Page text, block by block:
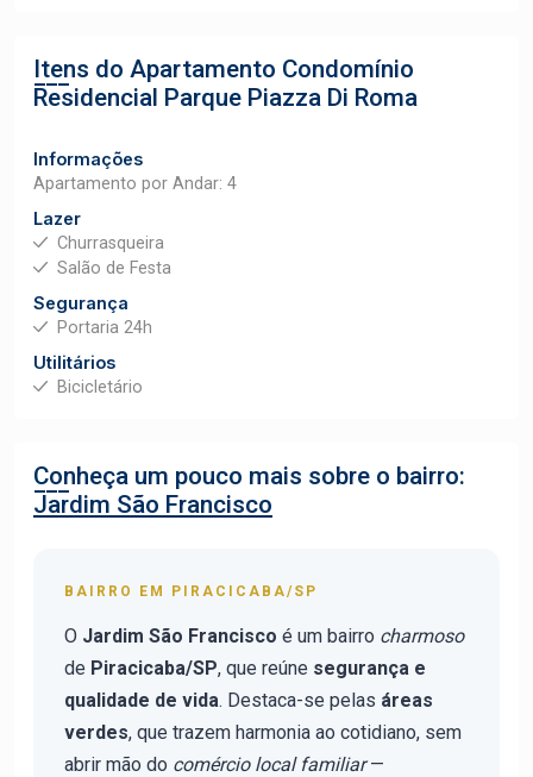
Itens do Apartamento Condomínio
Residencial Parque Piazza Di Roma
Informações
Apartamento por Andar: 4
Lazer
Churrasqueira
Salão de Festa
Segurança
Portaria 24h
Utilitários
Bicicletário
Conheça um pouco mais sobre o bairro:
Jardim São Francisco
BAIRRO EM PIRACICABA/SP
O Jardim São Francisco é um bairro charmoso
de Piracicaba/SP, que reúne segurança e
qualidade de vida. Destaca-se pelas áreas
verdes, que trazem harmonia ao cotidiano, sem
abrir mão do comércio local familiar—